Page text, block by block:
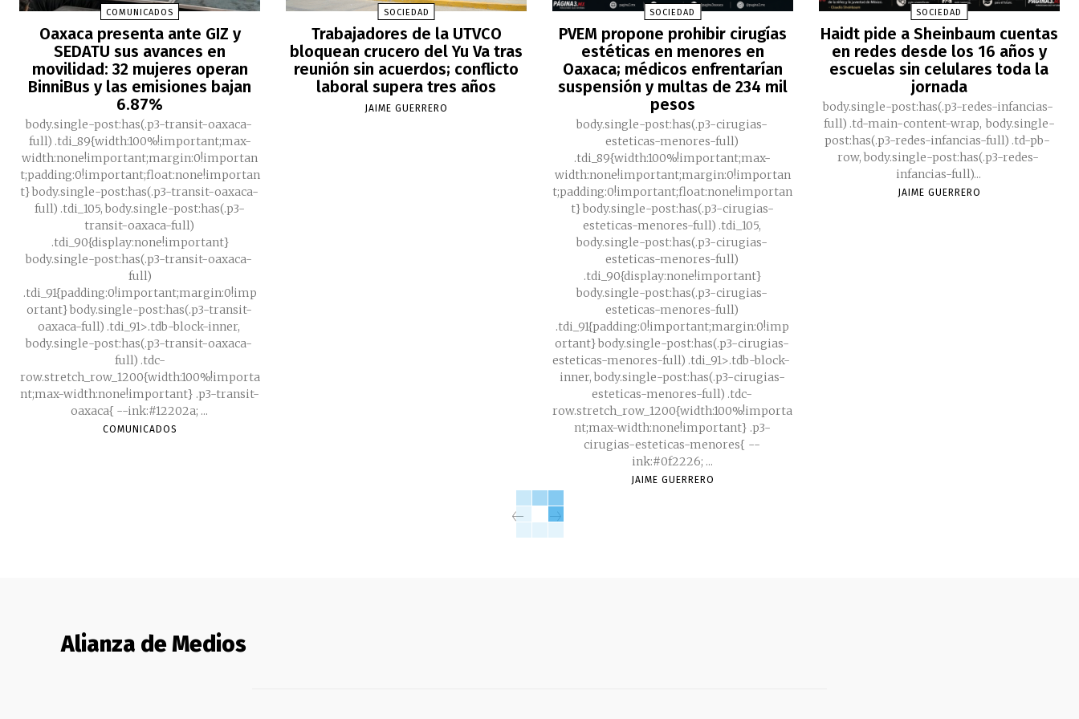
COMUNICADOS
Oaxaca presenta ante GIZ y
SEDATU sus avances en
movilidad: 32 mujeres operan
BinniBus y las emisiones bajan
6.87%
body.single-post:has(.p3-transit-oaxaca-
full) .tdi_89{width:100%!important;max-
width:none!important;margin:0!importan
t;padding:0!important;float:none!importan
t} body.single-post:has(.p3-transit-oaxaca-
full) .tdi_105, body.single-post:has(.p3-
transit-oaxaca-full)
.tdi_90{display:none!important}
body.single-post:has(.p3-transit-oaxaca-
full)
.tdi_91{padding:0!important;margin:0!imp
ortant} body.single-post:has(.p3-transit-
oaxaca-full) .tdi_91>.tdb-block-inner,
body.single-post:has(.p3-transit-oaxaca-
full) .tdc-
row.stretch_row_1200{width:100%!importa
nt;max-width:none!important} .p3-transit-
oaxaca{ --ink:#12202a; ...
COMUNICADOS
SOCIEDAD
Trabajadores de la UTVCO
bloquean crucero del Yu Va tras
reunión sin acuerdos; conflicto
laboral supera tres años
JAIME GUERRERO
SOCIEDAD
PVEM propone prohibir cirugías
estéticas en menores en
Oaxaca; médicos enfrentarían
suspensión y multas de 234 mil
pesos
body.single-post:has(.p3-cirugias-
esteticas-menores-full)
.tdi_89{width:100%!important;max-
width:none!important;margin:0!importan
t;padding:0!important;float:none!importan
t} body.single-post:has(.p3-cirugias-
esteticas-menores-full) .tdi_105,
body.single-post:has(.p3-cirugias-
esteticas-menores-full)
.tdi_90{display:none!important}
body.single-post:has(.p3-cirugias-
esteticas-menores-full)
.tdi_91{padding:0!important;margin:0!imp
ortant} body.single-post:has(.p3-cirugias-
esteticas-menores-full) .tdi_91>.tdb-block-
inner, body.single-post:has(.p3-cirugias-
esteticas-menores-full) .tdc-
row.stretch_row_1200{width:100%!importa
nt;max-width:none!important} .p3-
cirugias-esteticas-menores{ --
ink:#0f2226; ...
JAIME GUERRERO
SOCIEDAD
Haidt pide a Sheinbaum cuentas
en redes desde los 16 años y
escuelas sin celulares toda la
jornada
body.single-post:has(.p3-redes-infancias-
full) .td-main-content-wrap, body.single-
post:has(.p3-redes-infancias-full) .td-pb-
row, body.single-post:has(.p3-redes-
infancias-full)...
JAIME GUERRERO